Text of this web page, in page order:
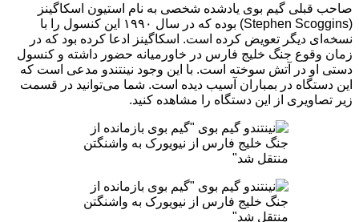
صاحب قبلی گیم بوی یادشده شخصی به نام استیون اسکاگینز
(Stephen Scoggins) بوده که در سال ۱۹۹۰ این کنسول را با
نسخه‌ای دیگر تعویض کرده است. اسکاگینز ادعا کرده بود که در
زمان وقوع جنگ خلیج فارس در خاورمیانه حضور داشته و کنسول
دستی او در آتش سوخته است. با این وجود نینتندو مدعی است که
این دستگاه در بمباران آسیب دیده است. شما می‌توانید در قسمت
زیر تصاویری از این دستگاه را مشاهده کنید.